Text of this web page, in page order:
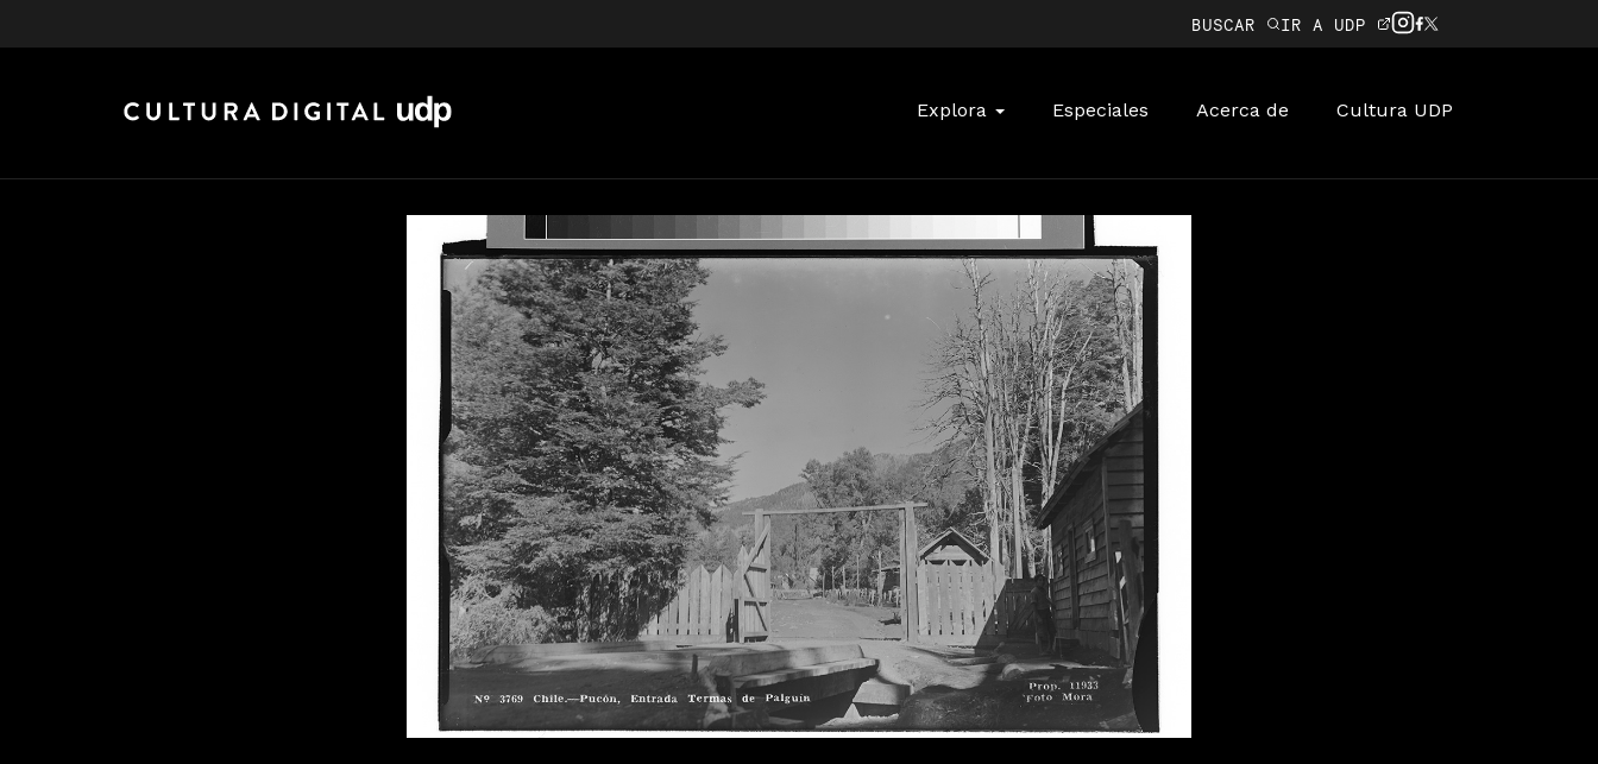
BUSCAR IR A UDP
Explora Especiales Acerca de Cultura UDP